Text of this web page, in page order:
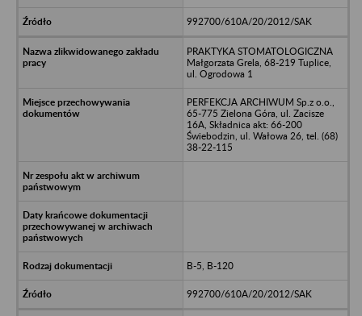
992700/610A/20/2012/SAK
PRAKTYKA STOMATOLOGICZNA
Małgorzata Grela, 68-219 Tuplice,
ul. Ogrodowa 1
PERFEKCJA ARCHIWUM Sp.z o.o.,
65-775 Zielona Góra, ul. Zacisze
16A, Składnica akt: 66-200
Świebodzin, ul. Wałowa 26, tel. (68)
38-22-115
B-5, B-120
992700/610A/20/2012/SAK